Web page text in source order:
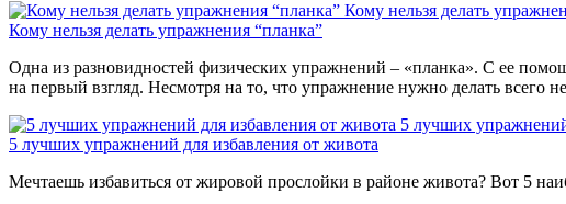
Кому нельзя делать
Кому нельзя делать упражнения “планка”
Одна из разновидностей физических упражнений – «планка». С ее
на первый взгляд. Несмотря на то, что упражнение нужно делать всего
5 лучших
5 лучших упражнений для избавления от живота
Мечтаешь избавиться от жировой прослойки в районе живота? Вот 5